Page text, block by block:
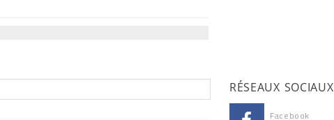
RÉSEAUX SOCIAUX
Facebook